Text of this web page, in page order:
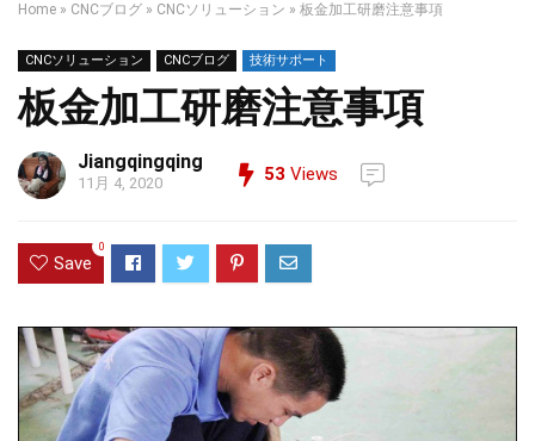
Home » CNCブログ » CNCソリューション » 板金加工研磨注意事項
CNCソリューション CNCブログ 技術サポート
板金加工研磨注意事項
Jiangqingqing
11月 4, 2020 53 Views
Save
0